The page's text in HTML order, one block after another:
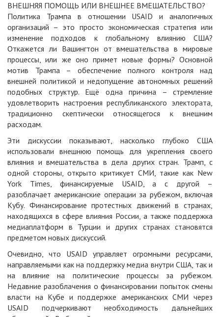
ВНЕШНЯЯ ПОМОЩЬ ИЛИ ВНЕШНЕЕ ВМЕШАТЕЛЬСТВО?
Политика Трампа в отношении USAID и аналогичных
организаций – это просто экономическая стратегия или
изменение подходов к глобальному влиянию США?
Откажется ли Вашингтон от вмешательства в мировые
процессы, или же оно примет новые формы? Основной
мотив Трампа – обеспечение полного контроля над
внешней политикой и недопущение автономных решений
подобных структур. Ещё одна причина – стремление
удовлетворить настроения республиканского электората,
традиционно скептически относящегося к внешним
расходам.
Эти дискуссии показывают, насколько глубоко США
использовали внешнюю помощь для укрепления своего
влияния и вмешательства в дела других стран. Трамп, с
одной стороны, открыто критикует СМИ, такие как New
York Times, финансируемые USAID, а с другой –
разоблачает американские операции за рубежом, включая
Кубу. Финансирование протестных движений в странах,
находящихся в сфере влияния России, а также поддержка
медиаплатформ в Турции и других странах становятся
предметом новых дискуссий.
Очевидно, что USAID управляет огромными ресурсами,
направляемыми как на поддержку медиа внутри США, так и
на влияние на политические процессы за рубежом.
Недавние разоблачения о финансировании попыток смены
власти на Кубе и поддержке американских СМИ через
USAID подчеркивают необходимость дальнейших